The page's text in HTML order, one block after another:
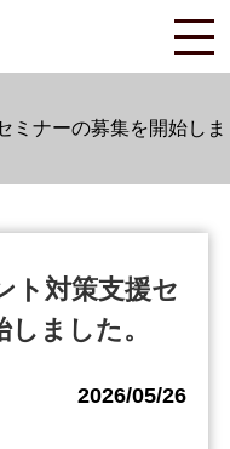
ミナーの募集を開始しま
ト対策支援セ
ました。
2026/05/26